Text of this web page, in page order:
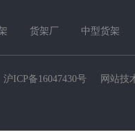
货架厂 中型货架
沪ICP备16047430号 网站技